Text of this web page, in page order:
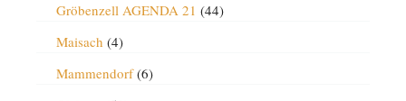
Gröbenzell AGENDA 21 (44)
Maisach (4)
Mammendorf(6)